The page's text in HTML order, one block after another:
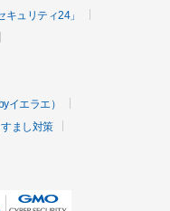
ュリティ24」
イエラエ）
まし対策